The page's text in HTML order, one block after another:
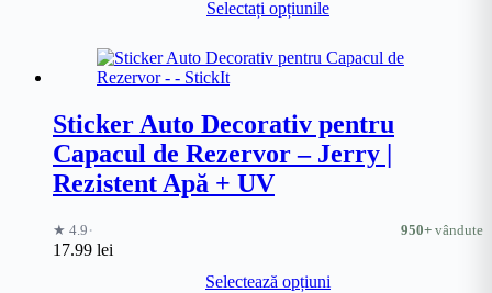
Selectați opțiunile
produs
mai
Opțiunile
pot
fi
alese
în
Sticker Auto Decorativ pentru
Capacul de Rezervor – Jerry |
Rezistent Apă + UV
★ 4.9 · 950+ vândute
17.99 lei
Selectează opțiuni
produs